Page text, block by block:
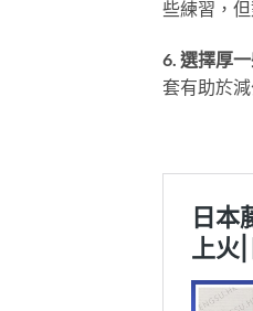
些練習，
6. 選擇厚
套有助於